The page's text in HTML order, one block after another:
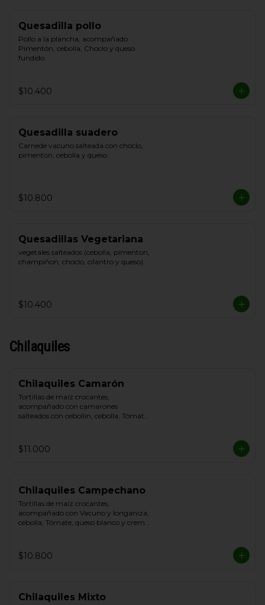
Quesadilla pollo
Pollo a la plancha, acompañado
Pimentón, cebolla, Choclo y queso
fundido.
$10.400
Quesadilla suadero
Carnede vacuno salteada con choclo,
pimenton, cebolla y queso.
$10.800
Quesadillas Vegetariana
vegetales salteados (cebolla, pimenton,
champiñon, choclo, cilantro y queso)
$10.400
Chilaquiles
Chilaquiles Camarón
Tortillas de maíz crocantes,
acompañado con camarones
salteados con cebollin, cebolla, Tómate,
$11.000
Chilaquiles Campechano
Tortillas de maíz crocantes,
acompañado con Vacuno y longaniza,
cebolla, Tómate, queso blanco y crema
$10.800
Chilaquiles Mixto